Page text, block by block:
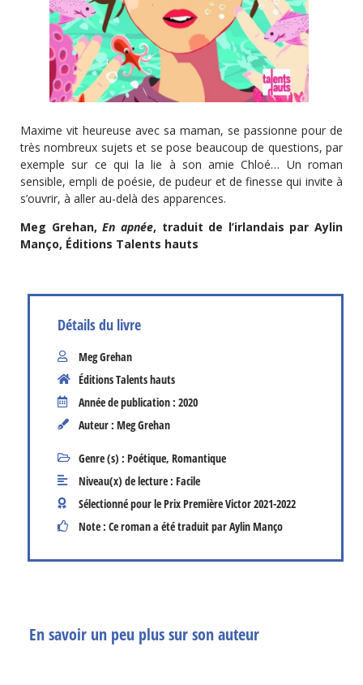
Maxime vit heureuse avec sa maman, se passionne pour de
très nombreux sujets et se pose beaucoup de questions, par
exemple sur ce qui la lie à son amie Chloé… Un roman
sensible, empli de poésie, de pudeur et de finesse qui invite à
s’ouvrir, à aller au-delà des apparences.
Meg Grehan,En apnée, traduit de l’irlandais par Aylin
Manço, Éditions Talents hauts
Détails du livre
Meg Grehan
Éditions Talents hauts
Année de publication : 2020
Auteur : Meg Grehan
Genre (s) : Poétique, Romantique
Niveau(x) de lecture : Facile
Sélectionné pour le Prix Première Victor2021-2022
Note : Ce roman a été traduit par Aylin Manço
En savoir un peu plus sur son auteur